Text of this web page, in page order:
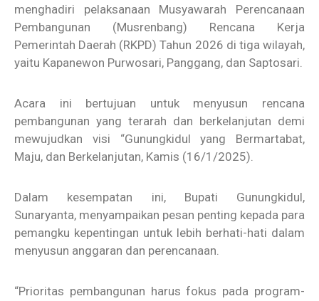
menghadiri pelaksanaan Musyawarah Perencanaan
Pembangunan (Musrenbang) Rencana Kerja
Pemerintah Daerah (RKPD) Tahun 2026 di tiga wilayah,
yaitu Kapanewon Purwosari, Panggang, dan Saptosari.
Acara ini bertujuan untuk menyusun rencana
pembangunan yang terarah dan berkelanjutan demi
mewujudkan visi “Gunungkidul yang Bermartabat,
Maju, dan Berkelanjutan, Kamis (16/1/2025).
Dalam kesempatan ini, Bupati Gunungkidul,
Sunaryanta, menyampaikan pesan penting kepada para
pemangku kepentingan untuk lebih berhati-hati dalam
menyusun anggaran dan perencanaan.
“Prioritas pembangunan harus fokus pada program-